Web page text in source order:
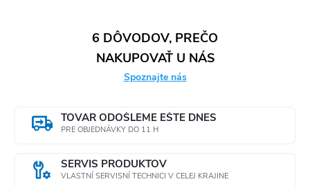
6 DÔVODOV, PREČO
NAKUPOVAŤ U NÁS
Spoznajte nás
TOVAR ODOŠLEME EŠTE DNES
PRE OBJEDNÁVKY DO 11 H
SERVIS PRODUKTOV
VLASTNÍ SERVISNÍ TECHNICI V CELEJ KRAJINE